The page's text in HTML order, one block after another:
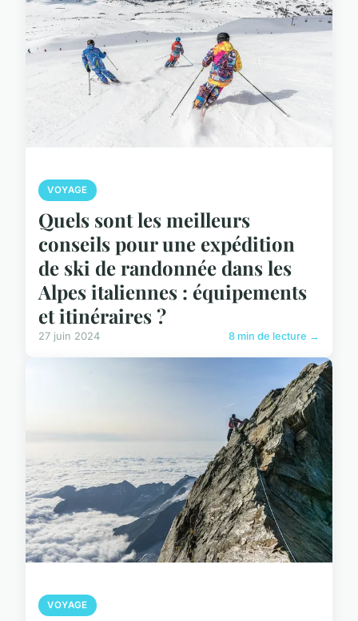
VOYAGE
Quels sont les meilleurs
conseils pour une expédition
de ski de randonnée dans les
Alpes italiennes : équipements
et itinéraires ?
27 juin 2024 8 min de lecture →
VOYAGE